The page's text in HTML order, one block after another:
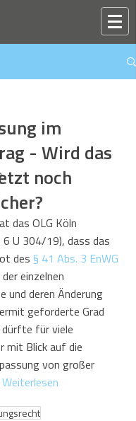
im
- Wird das
noch
das OLG Köln
6 U 304/19), dass das
des § 41 Abs. 3 EnWG
einzelnen
und deren Änderung
geforderte Grad
dürfte für viele
mit Blick auf die
von großer
Weiterlesen